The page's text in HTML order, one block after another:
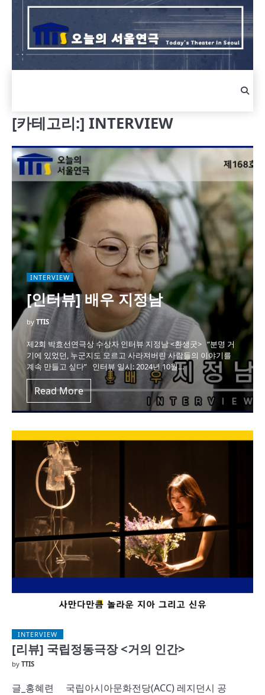
Skip
content
[카테고리:] INTERVIEW
INTERVIEW
[인터뷰] 배우 지정남
by TTIS
제2회 박효선연극상 수상자 인터뷰 지정남 <환생굿> “분명 거
기에 있었던, 누군지도 모르고 사라져버린 사람들의 이야기를
계속 만들고 싶다” 인터뷰 일시: 2024년 10월…
Read More
INTERVIEW
[리뷰] 국립정동극장 <거의 인간>
by TTIS
글_홍혜련 국립아시아문화전당(ACC) 레지던시 공